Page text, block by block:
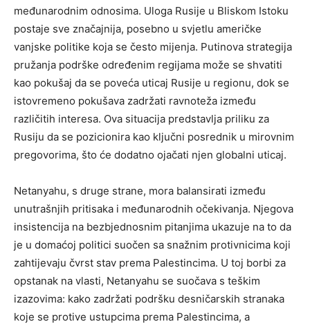
međunarodnim odnosima. Uloga Rusije u Bliskom Istoku
postaje sve značajnija, posebno u svjetlu američke
vanjske politike koja se često mijenja. Putinova strategija
pružanja podrške određenim regijama može se shvatiti
kao pokušaj da se poveća uticaj Rusije u regionu, dok se
istovremeno pokušava zadržati ravnoteža između
različitih interesa. Ova situacija predstavlja priliku za
Rusiju da se pozicionira kao ključni posrednik u mirovnim
pregovorima, što će dodatno ojačati njen globalni uticaj.
Netanyahu, s druge strane, mora balansirati između
unutrašnjih pritisaka i međunarodnih očekivanja. Njegova
insistencija na bezbjednosnim pitanjima ukazuje na to da
je u domaćoj politici suočen sa snažnim protivnicima koji
zahtijevaju čvrst stav prema Palestincima. U toj borbi za
opstanak na vlasti, Netanyahu se suočava s teškim
izazovima: kako zadržati podršku desničarskih stranaka
koje se protive ustupcima prema Palestincima, a